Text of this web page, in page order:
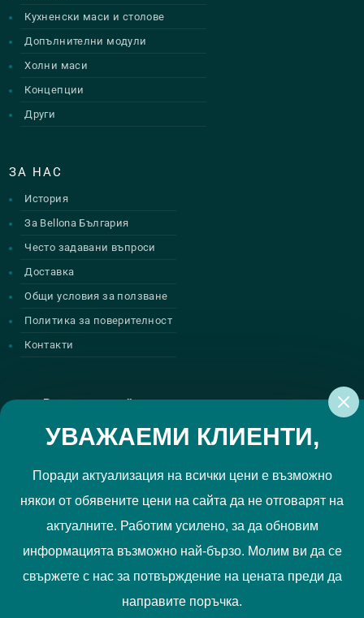
УВАЖАЕМИ КЛИЕНТИ,
Поради актуализация на всички цени е възможно
някои от обявените цени на сайта да не отговарят на
актуалните. Работим усилено, за да обновим
информацията възможно най-бързо. Молим ви да се
свържете с нас за потвърждение на цената преди да
направите поръчка.
Кухненски маси и столове
Допълнителни модули
Холни маси
Концепции
Други
ЗА НАС
История
За Bellona България
Често задавани въпроси
Доставка
Общи условия за ползване
Политика за поверителност
Контакти
Регистрирай се за нашите атрактивни
Прочетох и приемам Политиката за поверителност
РЕГИСТРИРАЙ МЕ
Ние използваме "бисквитки", за да Ви осигурим по-добро